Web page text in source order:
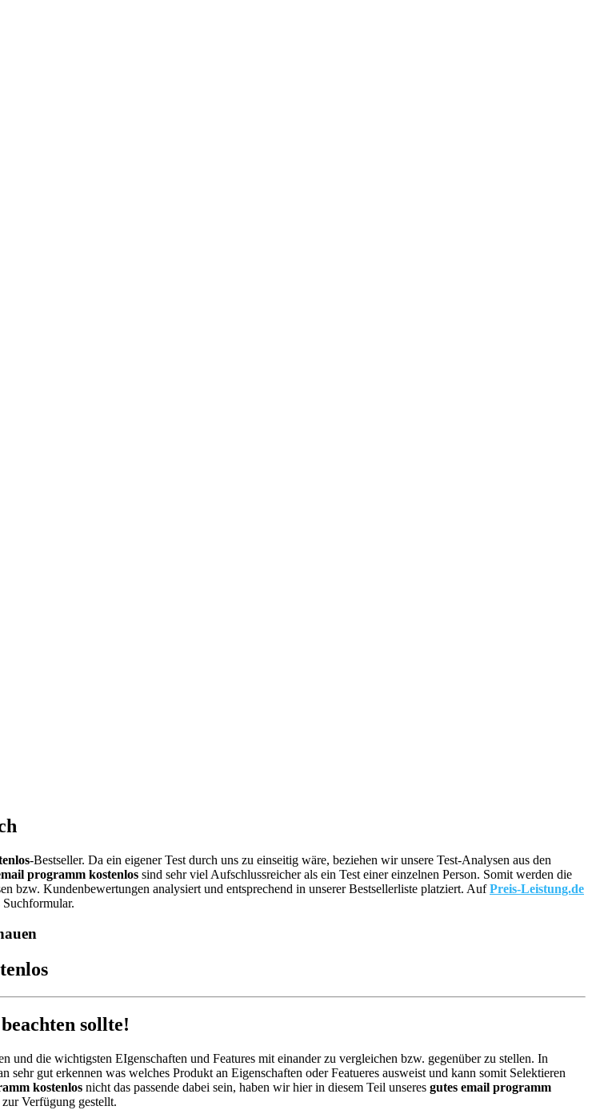
-Bestseller. Da ein eigener Test durch uns zu einseitig wäre, beziehen wir unsere Test-Analysen aus den
programm kostenlos sind sehr viel Aufschlussreicher als ein Test einer einzelnen Person. Somit werden die
bzw. Kundenbewertungen analysiert und entsprechend in unserer Bestsellerliste platziert. AufPreis-Leistung.de
sollte!
die wichtigsten EIgenschaften und Features mit einander zu vergleichen bzw. gegenüber zu stellen. In
sehr gut erkennen was welches Produkt an Eigenschaften oder Featueres ausweist und kann somit Selektieren
kostenlos nicht das passende dabei sein, haben wir hier in diesem Teil unseres gutes email programm
zur Verfügung gestellt.